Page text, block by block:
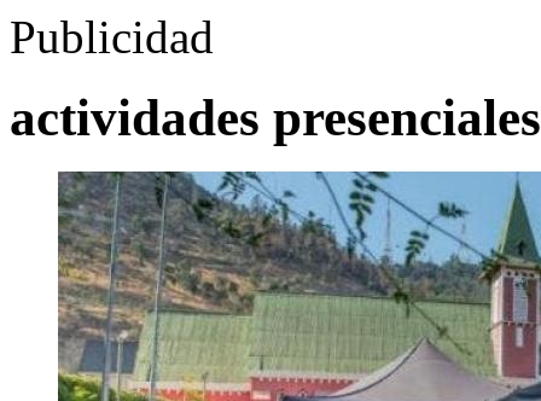
Publicidad
actividades presenciales